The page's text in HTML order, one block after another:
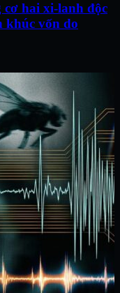
cơ hai xi-lanh độc
khúc vốn do